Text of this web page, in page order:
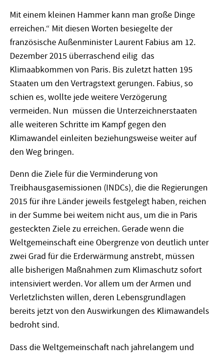
Mit einem kleinen Hammer kann man große Dinge
erreichen.“ Mit diesen Worten besiegelte der
französische Außenminister Laurent Fabius am 12.
Dezember 2015 überraschend eilig das
Klimaabkommen von Paris. Bis zuletzt hatten 195
Staaten um den Vertragstext gerungen. Fabius, so
schien es, wollte jede weitere Verzögerung
vermeiden. Nun müssen die Unterzeichnerstaaten
alle weiteren Schritte im Kampf gegen den
Klimawandel einleiten beziehungsweise weiter auf
den Weg bringen.
Denn die Ziele für die Verminderung von
Treibhausgasemissionen (INDCs), die die Regierungen
2015 für ihre Länder jeweils festgelegt haben, reichen
in der Summe bei weitem nicht aus, um die in Paris
gesteckten Ziele zu erreichen. Gerade wenn die
Weltgemeinschaft eine Obergrenze von deutlich unter
zwei Grad für die Erderwärmung anstrebt, müssen
alle bisherigen Maßnahmen zum Klimaschutz sofort
intensiviert werden. Vor allem um der Armen und
Verletzlichsten willen, deren Lebensgrundlagen
bereits jetzt von den Auswirkungen des Klimawandels
bedroht sind.
Dass die Weltgemeinschaft nach jahrelangem und